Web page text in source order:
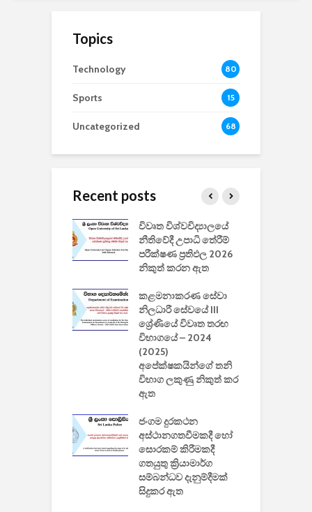
Topics
Technology 80
Sports 15
Uncategorized 68
Recent posts
විවෘත විශ්වවිද්‍යාලයේ
නීතිවේදී උපාධි තේරීම්
පරීක්ෂණ ප්‍රතිඵල 2026
නිකුත් කරන ඇත
කළමනාකරණ සේවා
නිලධාරී සේවයේ III
ශ්‍රේණියේ විවෘත තරඟ
විභාගයේ – 2024
(2025)
අපේක්ෂකයින්ගේ තනි
විභාග ලකුණු නිකුත් කර
ඇත
ජංගම දුරකථන
අස්ථානගතවීමකදී හෝ
සොරකම් කිරීමකදී
ගතයුතු ක්‍රියාමාර්ග
සම්බන්ධව දැනුම්දීමක්
සිදුකර ඇත